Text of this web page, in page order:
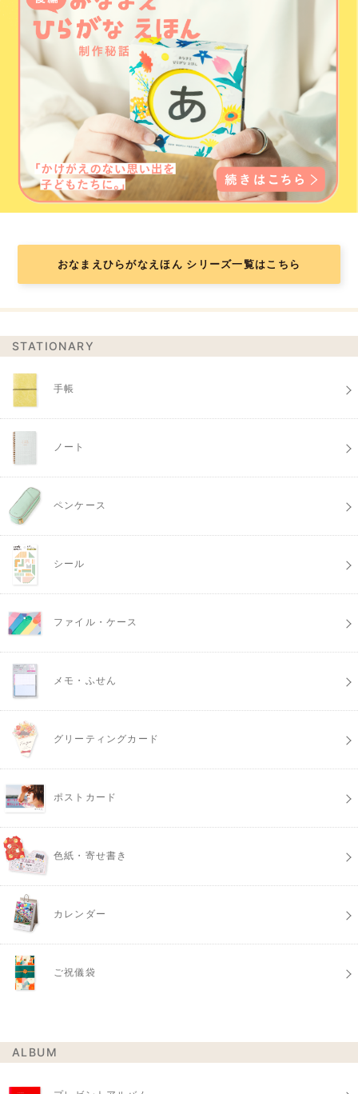
おなまえひらがなえほん シリーズ一覧はこちら
STATIONARY
手帳
ノート
ペンケース
シール
ファイル・ケース
メモ・ふせん
グリーティングカード
ポストカード
色紙・寄せ書き
カレンダー
ご祝儀袋
ALBUM